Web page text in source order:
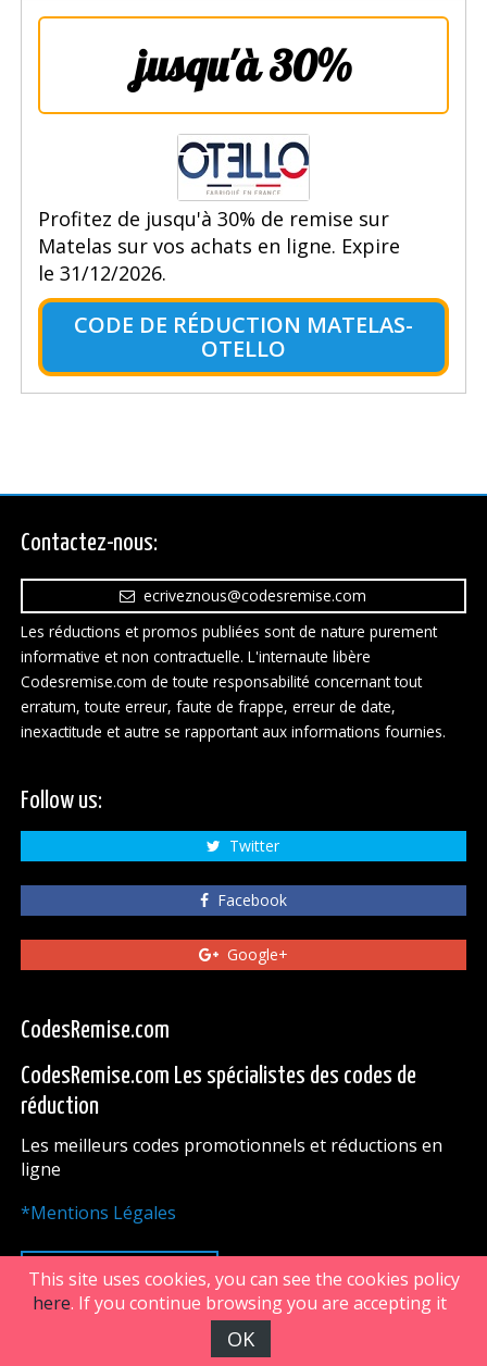
jusqu'à 30%
Profitez de jusqu'à 30% de remise sur
Matelas sur vos achats en ligne. Expire
le 31/12/2026.
CODE DE RÉDUCTION MATELAS-
OTELLO
Contactez-nous:
ecriveznous@codesremise.com
Les réductions et promos publiées sont de nature purement
informative et non contractuelle. L'internaute libère
Codesremise.com de toute responsabilité concernant tout
erratum, toute erreur, faute de frappe, erreur de date,
inexactitude et autre se rapportant aux informations fournies.
Follow us:
Twitter
Facebook
Google+
CodesRemise.com
CodesRemise.com Les spécialistes des codes de
réduction
Les meilleurs codes promotionnels et réductions en
ligne
*Mentions Légales
HAUT DE PAGE
FiveDoors Network 2018
This site uses cookies, you can see the cookies policy
here. If you continue browsing you are accepting it
OK